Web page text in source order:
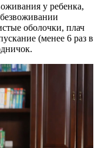
у ребенка,
оболочки, плач
(менее 6 раз в